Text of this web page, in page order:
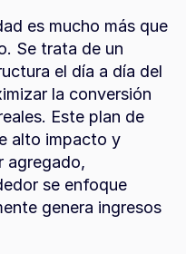
es mucho más que
Se trata de un
el día a día del
la conversión
Este plan de
alto impacto y
agregado,
se enfoque
genera ingresos